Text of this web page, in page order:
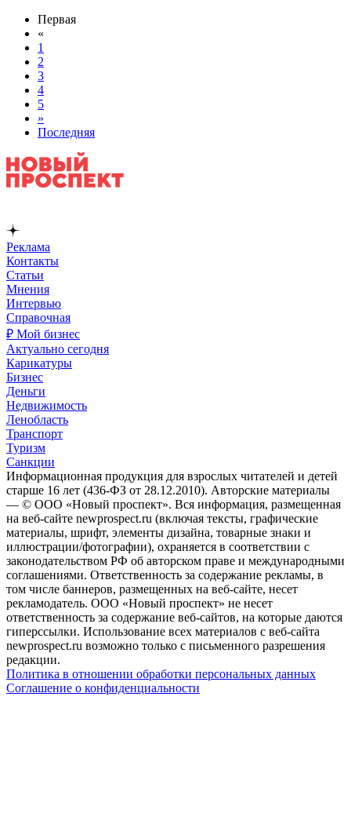
Первая
«
1
2
3
4
5
»
Последняя
Реклама
Контакты
Статьи
Мнения
Интервью
Справочная
₽ Мой бизнес
Актуально сегодня
Карикатуры
Бизнес
Деньги
Недвижимость
Ленобласть
Транспорт
Туризм
Санкции
Информационная продукция для взрослых читателей и детей
старше 16 лет (436-ФЗ от 28.12.2010). Авторские материалы
— © ООО «Новый проспект». Вся информация, размещенная
на веб-сайте newprospect.ru (включая тексты, графические
материалы, шрифт, элементы дизайна, товарные знаки и
иллюстрации/фотографии), охраняется в соответствии с
законодательством РФ об авторском праве и международными
соглашениями. Ответственность за содержание рекламы, в
том числе баннеров, размещенных на веб-сайте, несет
рекламодатель. ООО «Новый проспект» не несет
ответственность за содержание веб-сайтов, на которые даются
гиперссылки. Использование всех материалов с веб-сайта
newprospect.ru возможно только с письменного разрешения
редакции.
Политика в отношении обработки персональных данных
Соглашение о конфиденциальности